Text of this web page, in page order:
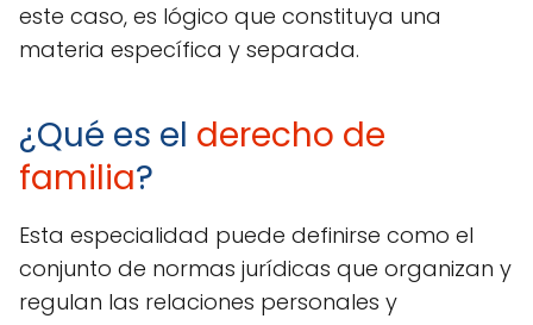
este caso, es lógico que constituya una
materia específica y separada.
¿Qué es el derecho de
familia?
Esta especialidad puede definirse como el
conjunto de normas jurídicas que organizan y
regulan las relaciones personales y